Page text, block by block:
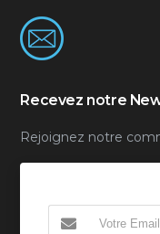
Recevez notre
Rejoignez notre